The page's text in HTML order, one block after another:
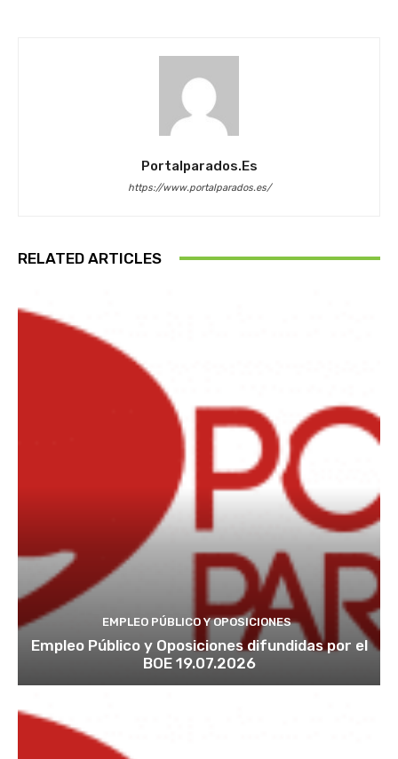
Portalparados.es
https://www.portalparados.es/
RELATED ARTICLES
EMPLEO PÚBLICO Y OPOSICIONES
Empleo Público y Oposiciones difundidas por el
BOE 19.07.2026